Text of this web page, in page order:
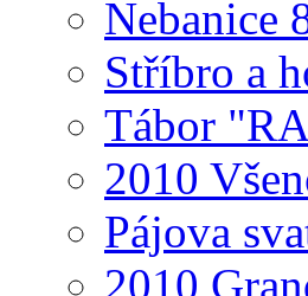
Nebanice
Stříbro a
Tábor
2010
Pájova
2010